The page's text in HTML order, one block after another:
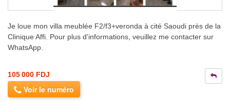
Je loue mon villa meublée F2/f3+veronda à cité Saoudi près de la
Clinique Affi. Pour plus d'informations, veuillez me contacter sur
WhatsApp.
105 000 FDJ
Voir le numéro